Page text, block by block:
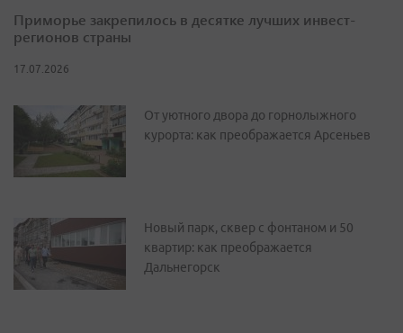
Приморье закрепилось в десятке лучших инвест-
регионов страны
17.07.2026
От уютного двора до горнолыжного
курорта: как преображается Арсеньев
Новый парк, сквер с фонтаном и 50
квартир: как преображается
Дальнегорск